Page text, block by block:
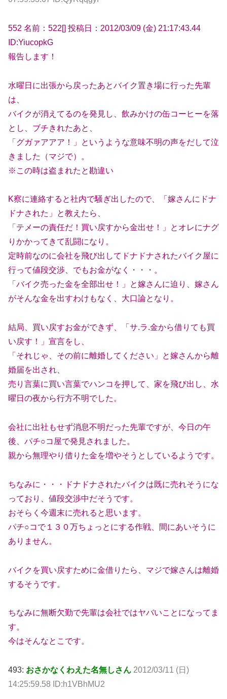
552 名前：522[] 投稿日：2012/03/09 (金) 21:17:43.44
ID:YiucopkG
報告します！
水曜日に出張から戻ったあとバイク置き場に行った先輩
は、
バイクが消えてるのを発見し、飲みかけの缶コーヒーを落
とし、ブチきれたあと、
「グガァアアア！」というような意味不明の声をだして泣
きました（マジで）。
※この時は盗まれたと勘違い
K察に連絡すると社内で騒ぎ出したので、「嫁さんにドナ
ドナされた」と教えたら、
「テメーの責任だ！買い戻すから金出せ！」とオレにナグ
りかかってきて乱闘になり。
定時前なのに会社を飛び出してドナドナされたバイク屋に
行って値段交渉、でもお金がなく・・・。
「バイク売った金を全部出せ！」と嫁さんに迫り、嫁さん
がそんな金を出すわけもなく、大口論となり。
結局、買い戻すお金ができず、「サ.ラ.金から借りても買
い戻す！」宣言をし、
「それじゃ、その前に離婚してください」と嫁さんから離
婚届を出され、
売り言葉に買い言葉でハンコを押して、家を飛び出し、水
曜日の夜から行方不明でした。
会社に出社もせず消息不明だった先輩ですが、今日の午
後、パチ○コ屋で発見されました。
親から無理やり借りた金を増やそうとしているようです。
ちなみに・・・ドナドナされたバイクは既に売れそうにな
っており、値段交渉中だそうです。
おそらく今週末に売れると思います。
パチ○コで１３０万ちょっとにする作戦、間にあいそうに
ありません。
バイクを買い戻すために金借りたら、マジで嫁さんは離婚
するそうです。
ちなみに無断欠勤で先輩は会社ではヤバいことになってま
す。
今はそんなとこです。
493: おさかなくわえた名無しさん 2012/03/11 (日)
14:25:59.58 ID:h1VBhMU2